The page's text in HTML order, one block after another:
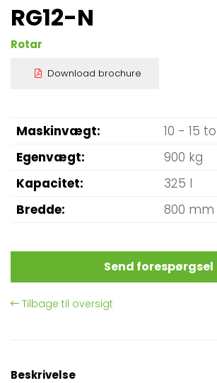
RG12-N
Rotar
Download brochure
Maskinvægt
10 - 15
Egenvægt
900 kg
Kapacitet
325 l
Bredde
800 mm
Send forespørgsel
Tilbage til oversigt
Beskrivelse